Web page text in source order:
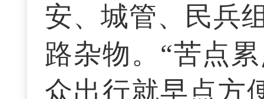
安、城管、民兵
路杂物。“苦点
众出行就早点方